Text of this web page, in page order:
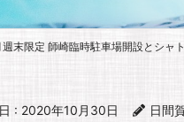
末限定 師崎臨時駐車場開設とシャ
: 2020年10月30日 日間